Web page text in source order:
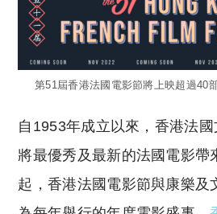
第51屆香港法國電影節將上映超過40
自1953年成立以來，香港法
將最優秀及最新的法國電影帶
起，香港法國電影節與康樂及